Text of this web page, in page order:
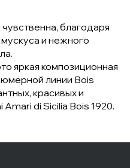
благодаря
и нежного
яркая композиционная
линии Bois
красивых и
di Sicilia Bois 1920.